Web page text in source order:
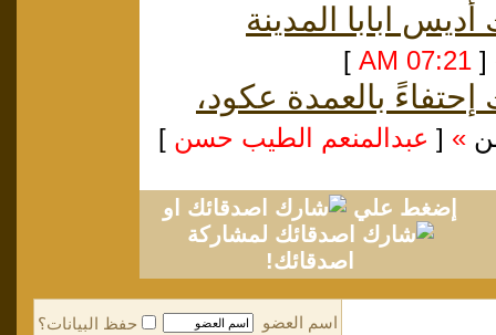
أديس ابابا المدينة
[
]
إحتفاءً بالعمدة عكود،
»
[ عبدالمنعم الطيب حسن ]
إضغط علي
او
لمشاركة
اصدقائك!
اسم العضو
حفظ البيانات؟